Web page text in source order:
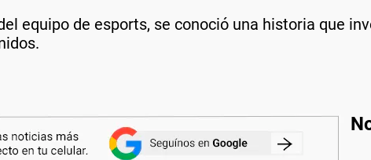
equipo de esports, se conoció una historia que